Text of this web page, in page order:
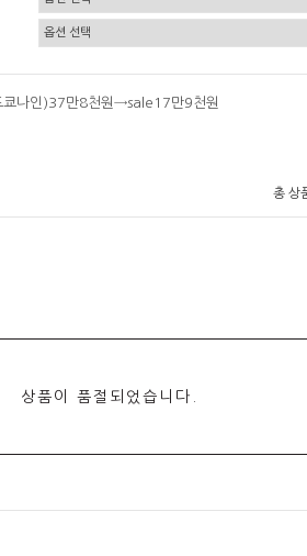
쿄나인)37만8천원→sale17만9천원
총 상
상품이 품절되었습니다.